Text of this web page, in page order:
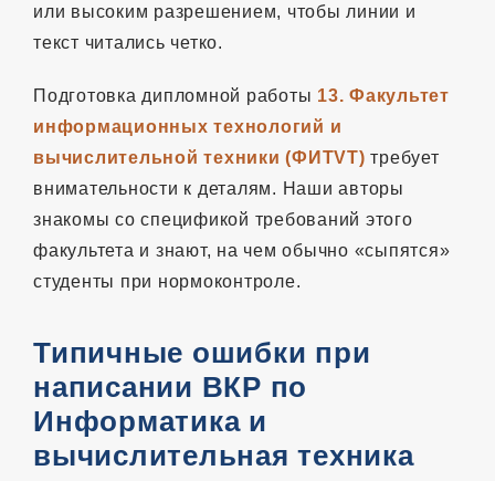
или высоким разрешением, чтобы линии и
текст читались четко.
Подготовка дипломной работы 13. Факультет
информационных технологий и
вычислительной техники (ФИTVТ) требует
внимательности к деталям. Наши авторы
знакомы со спецификой требований этого
факультета и знают, на чем обычно «сыпятся»
студенты при нормоконтроле.
Типичные ошибки при
написании ВКР по
Информатика и
вычислительная техника